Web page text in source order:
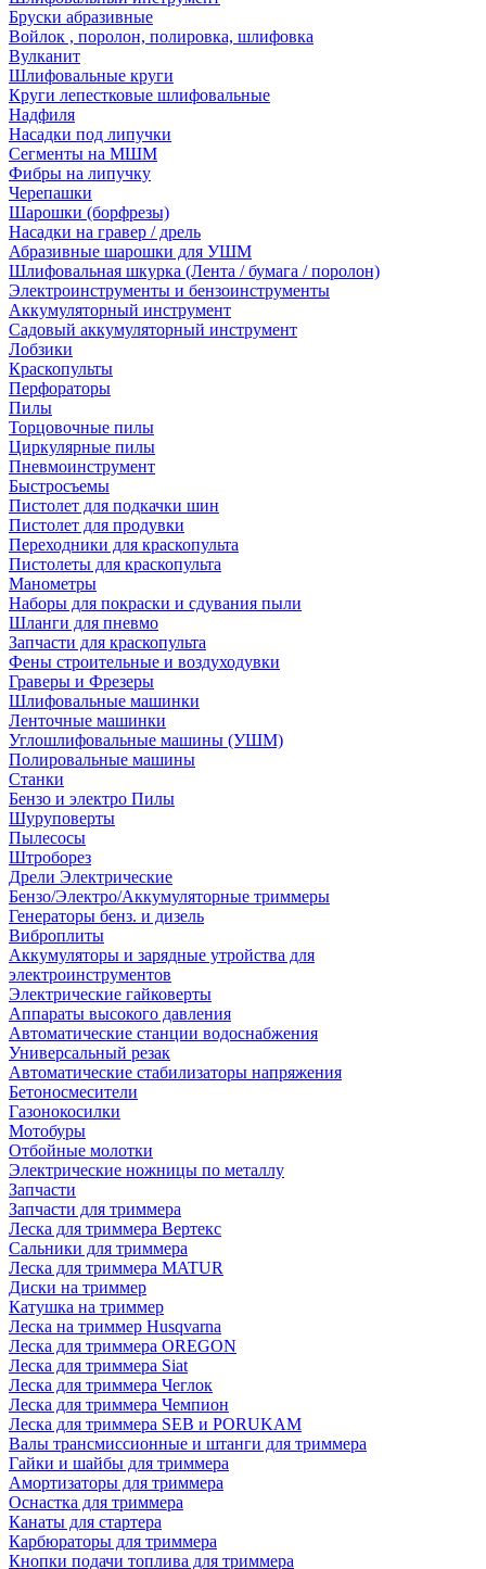
Бруски абразивные
Войлок , поролон, полировка, шлифовка
Вулканит
Шлифовальные круги
Круги лепестковые шлифовальные
Надфиля
Насадки под липучки
Сегменты на МШМ
Фибры на липучку
Черепашки
Шарошки (борфрезы)
Насадки на гравер / дрель
Абразивные шарошки для УШМ
Шлифовальная шкурка (Лента / бумага / поролон)
Электроинструменты и бензоинструменты
Аккумуляторный инструмент
Садовый аккумуляторный инструмент
Лобзики
Краскопульты
Перфораторы
Пилы
Торцовочные пилы
Циркулярные пилы
Пневмоинструмент
Быстросъемы
Пистолет для подкачки шин
Пистолет для продувки
Переходники для краскопульта
Пистолеты для краскопульта
Манометры
Наборы для покраски и сдувания пыли
Шланги для пневмо
Запчасти для краскопульта
Фены строительные и воздуходувки
Граверы и Фрезеры
Шлифовальные машинки
Ленточные машинки
Углошлифовальные машины (УШМ)
Полировальные машины
Станки
Бензо и электро Пилы
Шуруповерты
Пылесосы
Штроборез
Дрели Электрические
Бензо/Электро/Аккумуляторные триммеры
Генераторы бенз. и дизель
Виброплиты
Аккумуляторы и зарядные утройства для
электроинструментов
Электрические гайковерты
Аппараты высокого давления
Автоматические станции водоснабжения
Универсальный резак
Автоматические стабилизаторы напряжения
Бетоносмесители
Газонокосилки
Мотобуры
Отбойные молотки
Электрические ножницы по металлу
Запчасти
Запчасти для триммера
Леска для триммера Вертекс
Сальники для триммера
Леска для триммера MATUR
Диски на триммер
Катушка на триммер
Леска на триммер Husqvarna
Леска для триммера OREGON
Леска для триммера Siat
Леска для триммера Чеглок
Леска для триммера Чемпион
Леска для триммера SEB и PORUKAM
Валы трансмиссионные и штанги для триммера
Гайки и шайбы для триммера
Амортизаторы для триммера
Оснастка для триммера
Канаты для стартера
Карбюраторы для триммера
Кнопки подачи топлива для триммера